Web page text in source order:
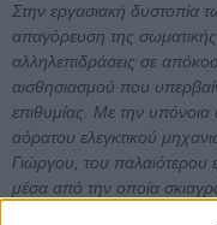
Στην εργασιακή δυστοπία
απαγόρευση της σωματικής
αλληλεπιδράσεις σε
αισθησιασμού που
επιθυμίας. Με την
αόρατου ελεγκτικού
Γιώργου, του παλαιότερου
μέσα από την οποία